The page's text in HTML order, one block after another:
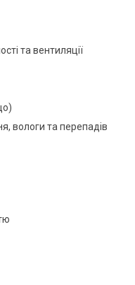
та вентиляції
вологи та перепадів